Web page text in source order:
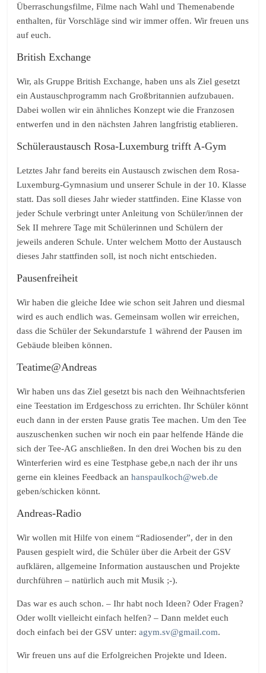
Überraschungsfilme, Filme nach Wahl und Themenabende
enthalten, für Vorschläge sind wir immer offen. Wir freuen uns
auf euch.
British Exchange
Wir, als Gruppe British Exchange, haben uns als Ziel gesetzt
ein Austauschprogramm nach Großbritannien aufzubauen.
Dabei wollen wir ein ähnliches Konzept wie die Franzosen
entwerfen und in den nächsten Jahren langfristig etablieren.
Schüleraustausch Rosa-Luxemburg trifft A-Gym
Letztes Jahr fand bereits ein Austausch zwischen dem Rosa-
Luxemburg-Gymnasium und unserer Schule in der 10. Klasse
statt. Das soll dieses Jahr wieder stattfinden. Eine Klasse von
jeder Schule verbringt unter Anleitung von Schüler/innen der
Sek II mehrere Tage mit Schülerinnen und Schülern der
jeweils anderen Schule. Unter welchem Motto der Austausch
dieses Jahr stattfinden soll, ist noch nicht entschieden.
Pausenfreiheit
Wir haben die gleiche Idee wie schon seit Jahren und diesmal
wird es auch endlich was. Gemeinsam wollen wir erreichen,
dass die Schüler der Sekundarstufe 1 während der Pausen im
Gebäude bleiben können.
Teatime@Andreas
Wir haben uns das Ziel gesetzt bis nach den Weihnachtsferien
eine Teestation im Erdgeschoss zu errichten. Ihr Schüler könnt
euch dann in der ersten Pause gratis Tee machen. Um den Tee
auszuschenken suchen wir noch ein paar helfende Hände die
sich der Tee-AG anschließen. In den drei Wochen bis zu den
Winterferien wird es eine Testphase gebe,n nach der ihr uns
gerne ein kleines Feedback anhanspaulkoch@web.de
geben/schicken könnt.
Andreas-Radio
Wir wollen mit Hilfe von einem “Radiosender”, der in den
Pausen gespielt wird, die Schüler über die Arbeit der GSV
aufklären, allgemeine Information austauschen und Projekte
durchführen – natürlich auch mit Musik ;-).
Das war es auch schon. – Ihr habt noch Ideen? Oder Fragen?
Oder wollt vielleicht einfach helfen? – Dann meldet euch
doch einfach bei der GSV unter:agym.sv@gmail.com.
Wir freuen uns auf die Erfolgreichen Projekte und Ideen.